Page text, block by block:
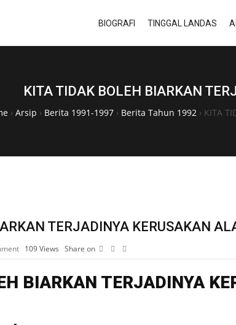
BIOGRAFI TINGGAL LANDAS
KITA TIDAK BOLEH BIARKAN
› Arsip › Berita 1991-1997› Berita Tahun 1992› KITA
TERJADINYA KERUSAKAN
109Views Share on
H BIARKAN TERJADINYA KE